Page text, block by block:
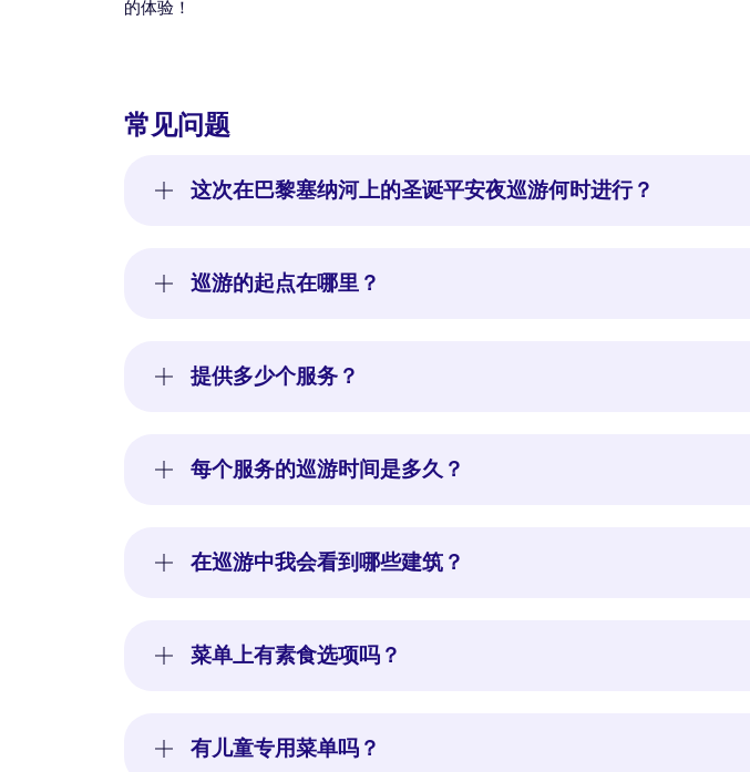
的体验！
常见问题
这次在巴黎塞纳河上的圣诞平安夜巡游何时进行？
巡游的起点在哪里？
提供多少个服务？
每个服务的巡游时间是多久？
在巡游中我会看到哪些建筑？
菜单上有素食选项吗？
有儿童专用菜单吗？